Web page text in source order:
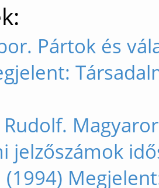
Pártok és
jelzőszámok